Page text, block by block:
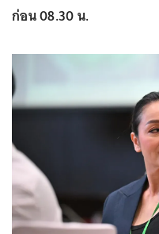
ก่อน 08.30 น.